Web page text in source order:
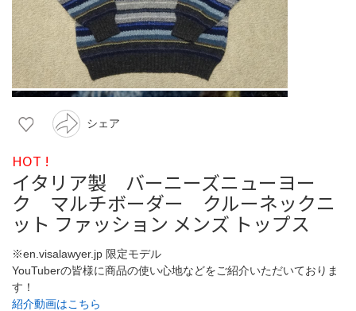
シェア
HOT !
イタリア製 バーニーズニューヨー
ク マルチボーダー クルーネックニ
ット ファッション メンズ トップス
※en.visalawyer.jp 限定モデル
YouTuberの皆様に商品の使い心地などをご紹介いただいておりま
す！
紹介動画はこちら